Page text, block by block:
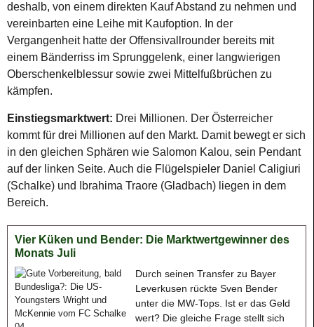
deshalb, von einem direkten Kauf Abstand zu nehmen und
vereinbarten eine Leihe mit Kaufoption. In der
Vergangenheit hatte der Offensivallrounder bereits mit
einem Bänderriss im Sprunggelenk, einer langwierigen
Oberschenkelblessur sowie zwei Mittelfußbrüchen zu
kämpfen.
Einstiegsmarktwert: Drei Millionen. Der Österreicher
kommt für drei Millionen auf den Markt. Damit bewegt er sich
in den gleichen Sphären wie Salomon Kalou, sein Pendant
auf der linken Seite. Auch die Flügelspieler Daniel Caligiuri
(Schalke) und Ibrahima Traore (Gladbach) liegen in dem
Bereich.
Vier Küken und Bender: Die Marktwertgewinner des
Monats Juli
Durch seinen Transfer zu Bayer
Leverkusen rückte Sven Bender
unter die MW-Tops. Ist er das Geld
wert? Die gleiche Frage stellt sich